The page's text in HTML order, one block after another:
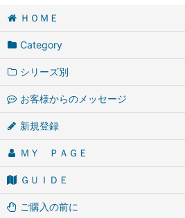
ＨＯＭＥ
Category
シリーズ別
お客様からのメッセージ
新規登録
ＭＹ ＰＡＧＥ
ＧＵＩＤＥ
ご購入の前に